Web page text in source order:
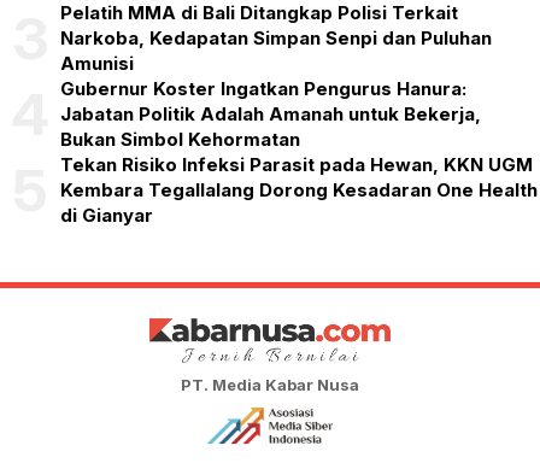
Pelatih MMA di Bali Ditangkap Polisi Terkait
Narkoba, Kedapatan Simpan Senpi dan Puluhan
Amunisi
Gubernur Koster Ingatkan Pengurus Hanura:
Jabatan Politik Adalah Amanah untuk Bekerja,
Bukan Simbol Kehormatan
Tekan Risiko Infeksi Parasit pada Hewan, KKN UGM
Kembara Tegallalang Dorong Kesadaran One Health
di Gianyar
PT. Media Kabar Nusa